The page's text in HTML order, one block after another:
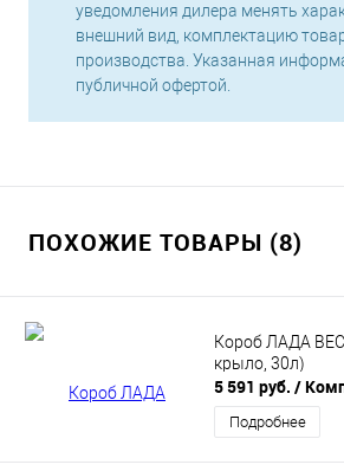
уведомления дилера менять
внешний вид, комплектацию
производства. Указанная
публичной офертой.
ПОХОЖИЕ ТОВАРЫ (8)
Короб ЛАДА
крыло, 30л)
5 591 руб. /
Подробнее